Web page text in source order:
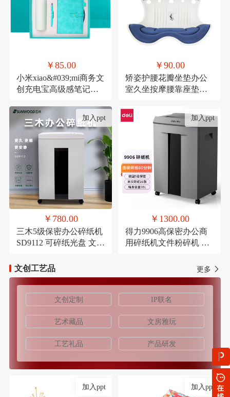
￥85.00
小米xiao&#039;mi商务文
创充电宝高级感笔记本
物
￥90.00
矫姿护腰花瓣坐垫办公
室久坐按摩腰靠座垫家
加入ppt
￥780.00
三木5级保密办公碎纸机
SD9112 可碎纸光盘 文件
加入ppt
￥1300.00
得力9906高保密办公商
用碎纸机文件粉碎机 长
文创工艺品
更多
文创定制 IP联名
艺术藏品 文房雅玩
工艺礼品 产品研发
加入ppt 加入ppt